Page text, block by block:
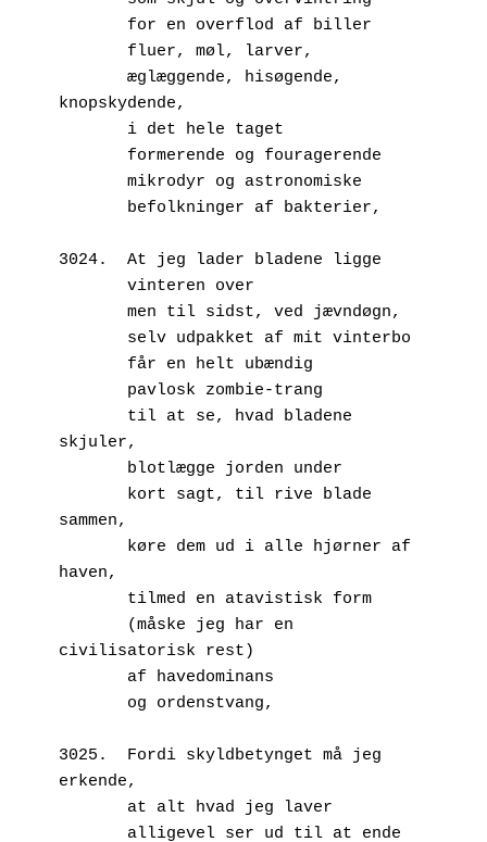
       for en overflod af biller
       fluer, møl, larver,
knopskydende,
       i det hele taget
       formerende og fouragerende
       mikrodyr og astronomiske
       befolkninger af bakterier,
3024.  At jeg lader bladene ligge
       vinteren over
       men til sidst, ved jævndøgn,
       selv udpakket af mit vinterbo
       får en helt ubændig
       pavlosk zombie-trang
skjuler,
       blotlægge jorden under
sammen,
haven,
       tilmed en atavistisk form
civilisatorisk rest)
       af havedominans
       og ordenstvang,
3025.  Fordi skyldbetynget må jeg
erkende,
       at alt hvad jeg laver
       alligevel ser ud til at ende